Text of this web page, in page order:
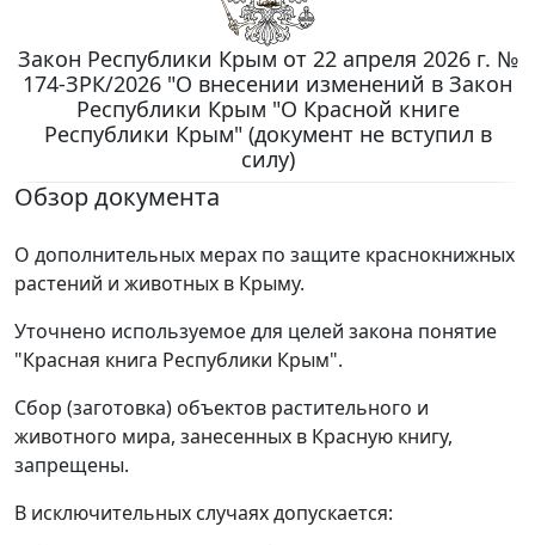
Закон Республики Крым от 22 апреля 2026 г. №
174-ЗРК/2026 "О внесении изменений в Закон
Республики Крым "О Красной книге
Республики Крым" (документ не вступил в
силу)
Обзор документа
О дополнительных мерах по защите краснокнижных
растений и животных в Крыму.
Уточнено используемое для целей закона понятие
"Красная книга Республики Крым".
Сбор (заготовка) объектов растительного и
животного мира, занесенных в Красную книгу,
запрещены.
В исключительных случаях допускается: